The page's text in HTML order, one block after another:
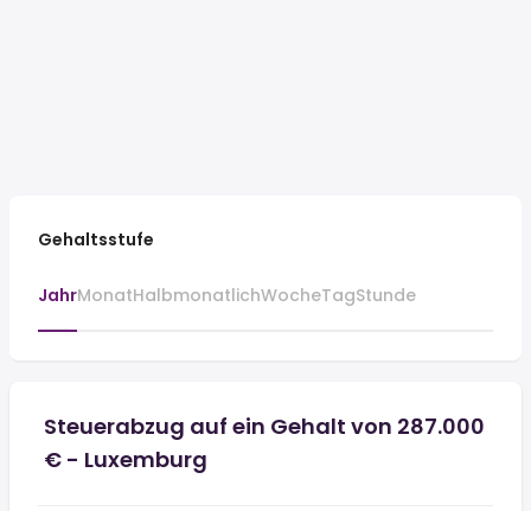
Gehaltsstufe
JahrMonatHalbmonatlichWocheTagStunde
Steuerabzug auf ein Gehalt von 287.000
€ - Luxemburg